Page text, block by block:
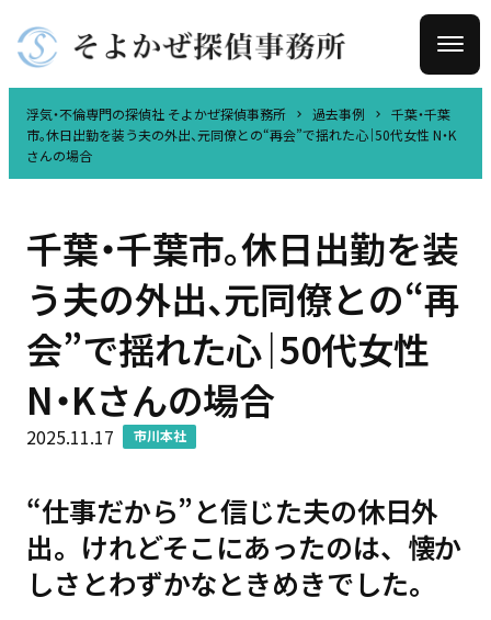
浮気・不倫専門の探偵社 そよかぜ探偵事務所 過去事例
千葉・千葉
市。休日出勤を装う夫の外出、元同僚との“再会”で揺れた心｜50代女性 N・K
さんの場合
千葉・千葉市。休日出勤を装
う夫の外出、元同僚との“再
会”で揺れた心｜50代女性
N・Kさんの場合
2025.11.17 市川本社
“仕事だから”と信じた夫の休日外
出。けれどそこにあったのは、懐か
しさとわずかなときめきでした。